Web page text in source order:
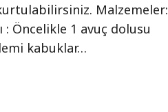
Malzemeler:
: Öncelikle 1 avuç dolusu
kabuklar…